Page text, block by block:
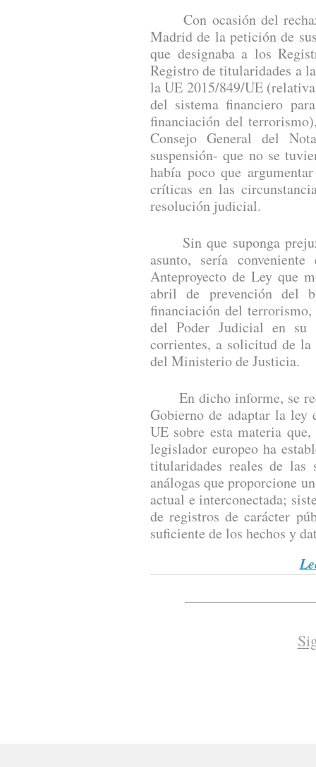
Con ocasión del
Madrid de la petición de
que designaba a los
Registro de titularidades a
la UE 2015/849/UE
del sistema financiero
financiación del
Consejo General del
suspensión- que no se
había poco que
críticas en las
resolución judicial.
Sin que suponga
asunto, sería
Anteproyecto de Ley que
abril de prevención del
financiación del
del Poder Judicial en
corrientes, a solicitud de la
del Ministerio de Justicia.
En dicho informe, se
Gobierno de adaptar la
UE sobre esta materia
legislador europeo ha
titularidades reales de las
análogas que proporcione
actual e interconectada;
de registros de carácter
suficiente de los hechos y